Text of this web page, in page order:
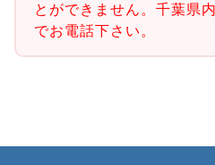
とができません。千葉県
でお電話下さい。